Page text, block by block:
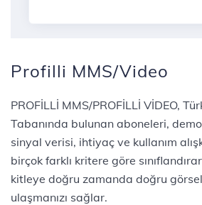
Profilli MMS/Video
PROFİLLİ MMS/PROFİLLİ VİDEO,
Tabanında bulunan aboneleri,
sinyal verisi, ihtiyaç ve kullanım
birçok farklı kritere göre
kitleye doğru zamanda doğru
ulaşmanızı sağlar.